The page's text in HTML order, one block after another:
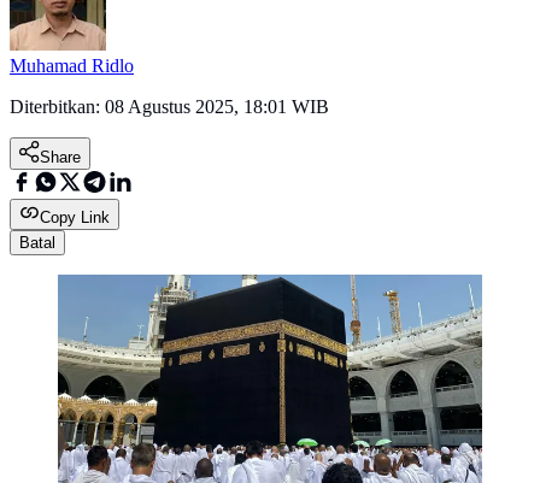
Muhamad Ridlo
Diterbitkan: 08 Agustus 2025, 18:01 WIB
Share
Copy Link
Batal